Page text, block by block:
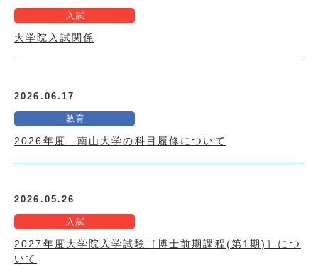
入試
大学院入試関係
2026.06.17
教育
2026年度 南山大学の科目履修について
2026.05.26
入試
2027年度大学院入学試験［博士前期課程(第1期)］につ
いて